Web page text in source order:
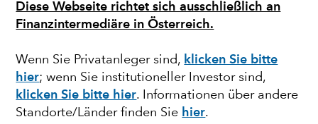
Diese Webseite richtet sich ausschließlich an
Finanzintermediäre in Österreich.
Wenn Sie Privatanleger sind, klicken Sie bitte
hier; wenn Sie institutioneller Investor sind,
klicken Sie bitte hier. Informationen über andere
Standorte/Länder finden Sie hier.
MULTI-ASSET